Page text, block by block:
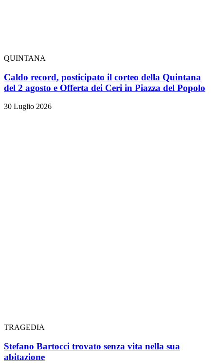
QUINTANA
Caldo record, posticipato il corteo della Quintana
del 2 agosto e Offerta dei Ceri in Piazza del Popolo
30 Luglio 2026
TRAGEDIA
Stefano Bartocci trovato senza vita nella sua
abitazione